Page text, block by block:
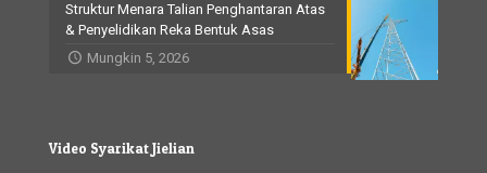
Struktur Menara Talian Penghantaran Atas
& Penyelidikan Reka Bentuk Asas
Mungkin 5, 2026
Video Syarikat Jielian